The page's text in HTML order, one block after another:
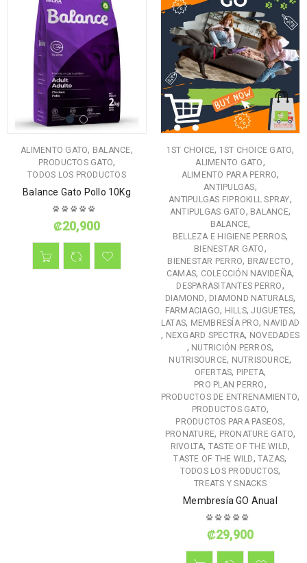
ALIMENTO GATO, BALANCE,
PRODUCTOS GATO,
TODOS LOS PRODUCTOS
Balance Gato Pollo 10Kg
₡20,900
1ST CHOICE, 1ST CHOICE GATO,
ALIMENTO GATO,
ALIMENTO PARA PERRO,
ANTIPULGAS,
ANTIPULGAS FIPROKILL SPRAY,
ANTIPULGAS GATO, BALANCE,
BALANCE,
BELLEZA E HIGIENE PERROS,
BIENESTAR GATO,
BIENESTAR PERRO, BRAVECTO,
CAMAS, COLECCIÓN NAVIDEÑA,
DESPARASITANTES PERRO,
DIAMOND, DIAMOND NATURALS,
FARMACIAGO, HILLS,JUGUETES,
LATAS, MEMBRESÍA PRO, NAVIDAD
, NEXGARD SPECTRA, NOVEDADES
, NUTRICIÓN PERROS,
NUTRISOURCE, NUTRISOURCE,
OFERTAS, PIPETA,
PRO PLAN PERRO,
PRODUCTOS DE ENTRENAMIENTO,
PRODUCTOS GATO,
PRODUCTOS PARA PASEOS,
PRONATURE, PRONATURE GATO,
RIVOLTA, TASTE OF THE WILD,
TASTE OF THE WILD,TAZAS,
TODOS LOS PRODUCTOS,
TREATS Y SNACKS
Membresía GO Anual
₡29,900